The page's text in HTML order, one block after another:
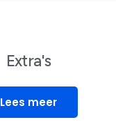
Extra's
Lees meer